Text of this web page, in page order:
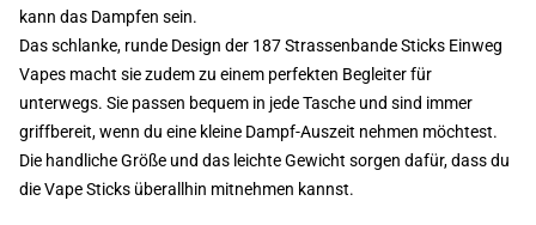
kann das Dampfen sein.
Das schlanke, runde Design der 187 Strassenbande Sticks Einweg
Vapes macht sie zudem zu einem perfekten Begleiter für
unterwegs. Sie passen bequem in jede Tasche und sind immer
griffbereit, wenn du eine kleine Dampf-Auszeit nehmen möchtest.
Die handliche Größe und das leichte Gewicht sorgen dafür, dass du
die Vape Sticks überallhin mitnehmen kannst.